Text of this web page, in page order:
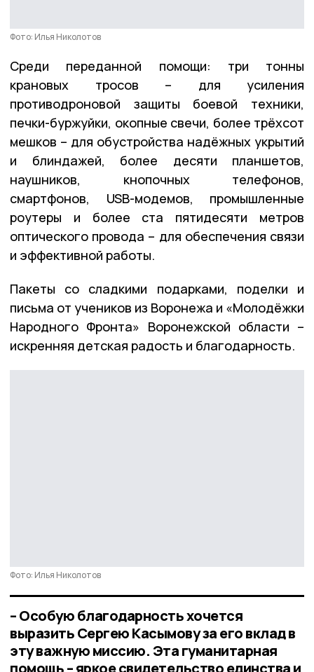
Фото: Илья Николотов
Среди переданной помощи: три тонны
крановых тросов – для усиления
противодроновой защиты боевой техники,
печки-буржуйки, окопные свечи, более трёхсот
мешков – для обустройства надёжных укрытий
и блиндажей, более десяти планшетов,
наушников, кнопочных телефонов,
смартфонов, USB-модемов, промышленные
роутеры и более ста пятидесяти метров
оптического провода – для обеспечения связи
и эффективной работы.
Пакеты со сладкими подарками, поделки и
письма от учеников из Воронежа и «Молодёжки
Народного Фронта» Воронежской области –
искренняя детская радость и благодарность.
Фото: Илья Николотов
– Особую благодарность хочется
выразить Сергею Касымову за его вклад в
эту важную миссию. Эта гуманитарная
помощь – яркое свидетельство единства и